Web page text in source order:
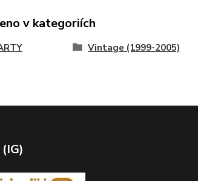
v kategoriích
Vintage (1999-2005)